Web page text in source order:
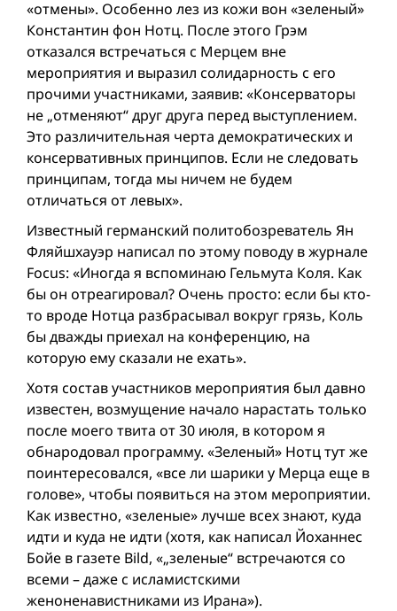
«отмены». Особенно лез из кожи вон «зеленый»
Константин фон Нотц. После этого Грэм
отказался встречаться с Мерцем вне
мероприятия и выразил солидарность с его
прочими участниками, заявив: «Консерваторы
не „отменяют“ друг друга перед выступлением.
Это различительная черта демократических и
консервативных принципов. Если не следовать
принципам, тогда мы ничем не будем
отличаться от левых».
Известный германский политобозреватель Ян
Фляйшхауэр написал по этому поводу в журнале
Focus: «Иногда я вспоминаю Гельмута Коля. Как
бы он отреагировал? Очень просто: если бы кто-
то вроде Нотца разбрасывал вокруг грязь, Коль
бы дважды приехал на конференцию, на
которую ему сказали не ехать».
Хотя состав участников мероприятия был давно
известен, возмущение начало нарастать только
после моего твита от 30 июля, в котором я
обнародовал программу. «Зеленый» Нотц тут же
поинтересовался, «все ли шарики у Мерца еще в
голове», чтобы появиться на этом мероприятии.
Как известно, «зеленые» лучше всех знают, куда
идти и куда не идти (xотя, как написал Йоханнес
Бойе в газете Bild, «„зеленые“ встречаются со
всеми – даже с исламистскими
женоненавистниками из Ирана»).